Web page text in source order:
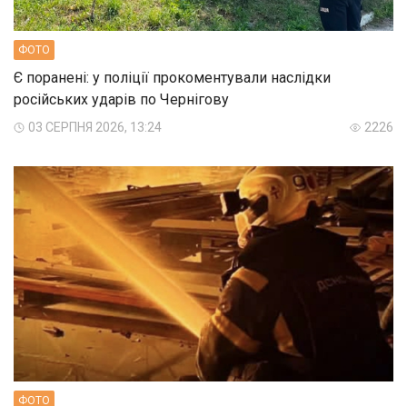
ФОТО
Є поранені: у поліції прокоментували наслідки
російських ударів по Чернігову
03 СЕРПНЯ 2026, 13:24 2226
ФОТО